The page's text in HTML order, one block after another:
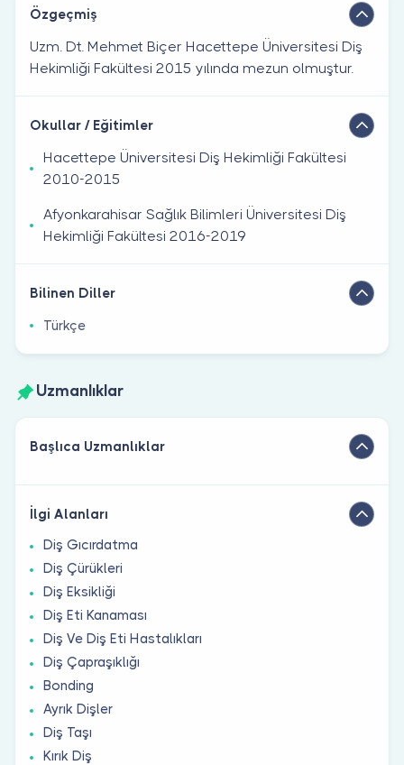
Özgeçmiş
Uzm. Dt. Mehmet Biçer Hacettepe Üniversitesi Diş
Hekimliği Fakültesi 2015 yılında mezun olmuştur.
Okullar / Eğitimler
Hacettepe Üniversitesi Diş Hekimliği Fakültesi
2010-2015
Afyonkarahisar Sağlık Bilimleri Üniversitesi Diş
Hekimliği Fakültesi 2016-2019
Bilinen Diller
Türkçe
Uzmanlıklar
Başlıca Uzmanlıklar
İlgi Alanları
Diş Gıcırdatma
Diş Çürükleri
Diş Eksikliği
Diş Eti Kanaması
Diş Ve Diş Eti Hastalıkları
Diş Çapraşıklığı
Bonding
Ayrık Dişler
Diş Taşı
Kırık Diş